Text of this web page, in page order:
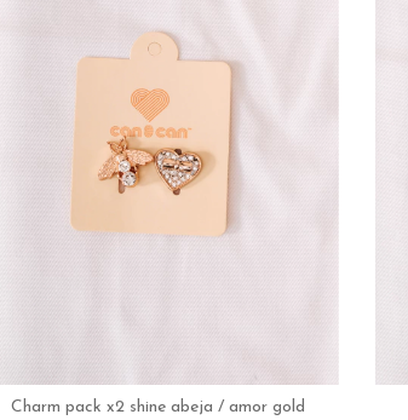
Charm pack x2 shine abeja / amor gold